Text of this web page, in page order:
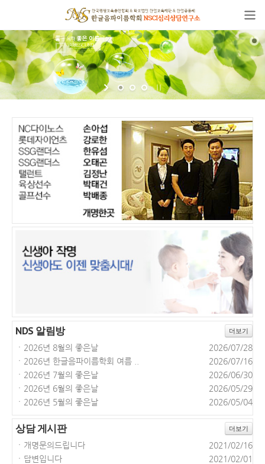
NDS 알림방 더보기
ㆍ 2026년 8월의 좋은날
2026/07/28
ㆍ 2026년 한글음파이름학회 여름 ..
2026/07/16
ㆍ 2026년 7월의 좋은날
2026/06/30
ㆍ 2026년 6월의 좋은날
2026/05/29
ㆍ 2026년 5월의 좋은날 2026/05/04
상담 게시판 더보기
ㆍ 개명문의드립니다
2021/02/16
ㆍ 답변입니다
2021/02/01